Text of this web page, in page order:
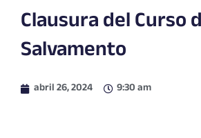
Clausura del Curso
Salvamento
abril 26, 2024 9:30 am